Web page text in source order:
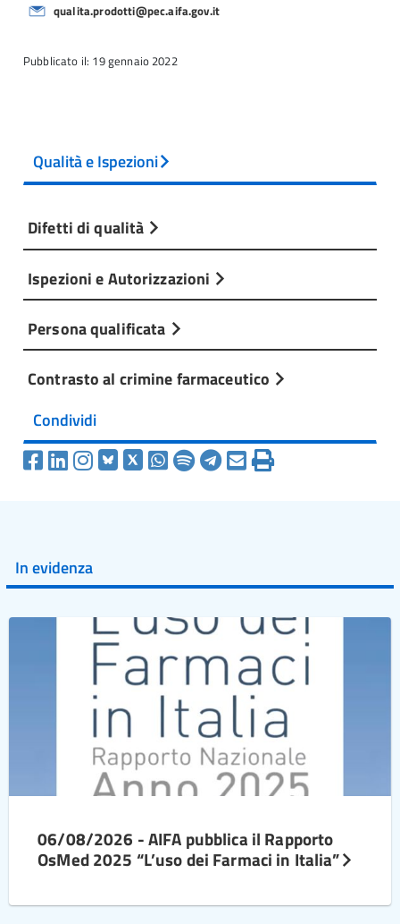
qualita.prodotti@pec.aifa.gov.it
Pubblicato il: 19 gennaio 2022
Qualità e Ispezioni
Difetti di qualità
Ispezioni e Autorizzazioni
Persona qualificata
Contrasto al crimine farmaceutico
Condividi
In evidenza
06/08/2026 - AIFA pubblica il Rapporto
OsMed 2025 “L’uso dei Farmaci in Italia”